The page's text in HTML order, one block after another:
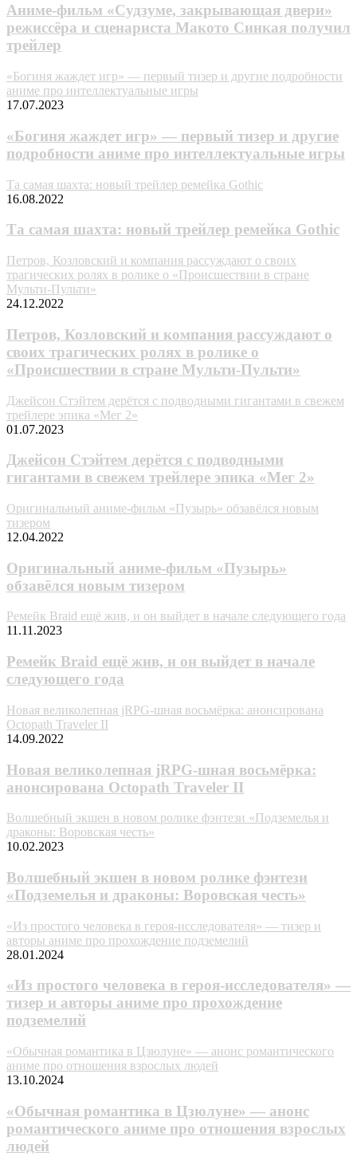
Аниме-фильм «Судзуме, закрывающая двери»
режиссёра и сценариста Макото Синкая получил
трейлер
«Богиня жаждет игр» — первый тизер и другие подробности
аниме про интеллектуальные игры
17.07.2023
«Богиня жаждет игр» — первый тизер и другие
подробности аниме про интеллектуальные игры
Та самая шахта: новый трейлер ремейка Gothic
16.08.2022
Та самая шахта: новый трейлер ремейка Gothic
Петров, Козловский и компания рассуждают о своих
трагических ролях в ролике о «Происшествии в стране
Мульти-Пульти»
24.12.2022
Петров, Козловский и компания рассуждают о
своих трагических ролях в ролике о
«Происшествии в стране Мульти-Пульти»
Джейсон Стэйтем дерётся с подводными гигантами в свежем
трейлере эпика «Мег 2»
01.07.2023
Джейсон Стэйтем дерётся с подводными
гигантами в свежем трейлере эпика «Мег 2»
Оригинальный аниме-фильм «Пузырь» обзавёлся новым
тизером
12.04.2022
Оригинальный аниме-фильм «Пузырь»
обзавёлся новым тизером
Ремейк Braid ещё жив, и он выйдет в начале следующего года
11.11.2023
Ремейк Braid ещё жив, и он выйдет в начале
следующего года
Новая великолепная jRPG-шная восьмёрка: анонсирована
Octopath Traveler II
14.09.2022
Новая великолепная jRPG-шная восьмёрка:
анонсирована Octopath Traveler II
Волшебный экшен в новом ролике фэнтези «Подземелья и
драконы: Воровская честь»
10.02.2023
Волшебный экшен в новом ролике фэнтези
«Подземелья и драконы: Воровская честь»
«Из простого человека в героя-исследователя» — тизер и
авторы аниме про прохождение подземелий
28.01.2024
«Из простого человека в героя-исследователя» —
тизер и авторы аниме про прохождение
подземелий
«Обычная романтика в Цзюлуне» — анонс романтического
аниме про отношения взрослых людей
13.10.2024
«Обычная романтика в Цзюлуне» — анонс
романтического аниме про отношения взрослых
людей